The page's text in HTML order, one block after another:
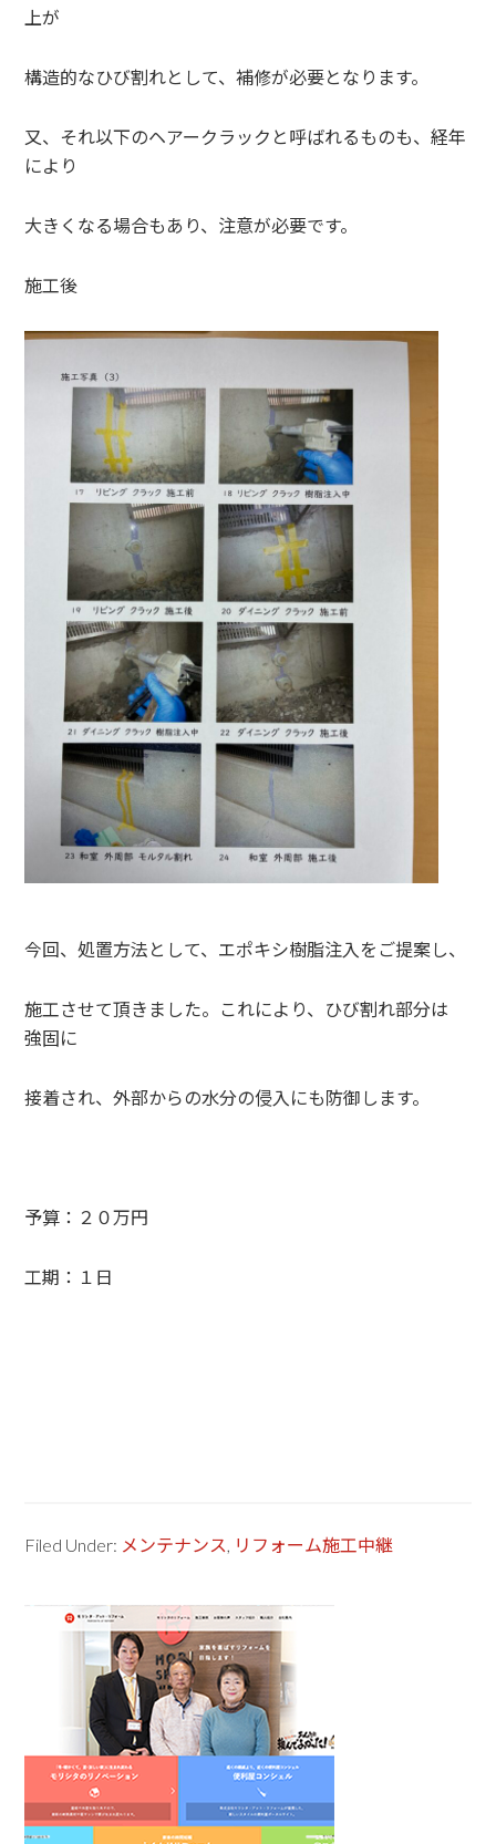
上が
構造的なひび割れとして、補修が必要となります。
又、それ以下のヘアークラックと呼ばれるものも、経年
により
大きくなる場合もあり、注意が必要です。
施工後
今回、処置方法として、エポキシ樹脂注入をご提案し、
施工させて頂きました。これにより、ひび割れ部分は
強固に
接着され、外部からの水分の侵入にも防御します。
予算：２０万円
工期：１日
Filed Under: メンテナンス リフォーム施工中継
Primary
Sidebar